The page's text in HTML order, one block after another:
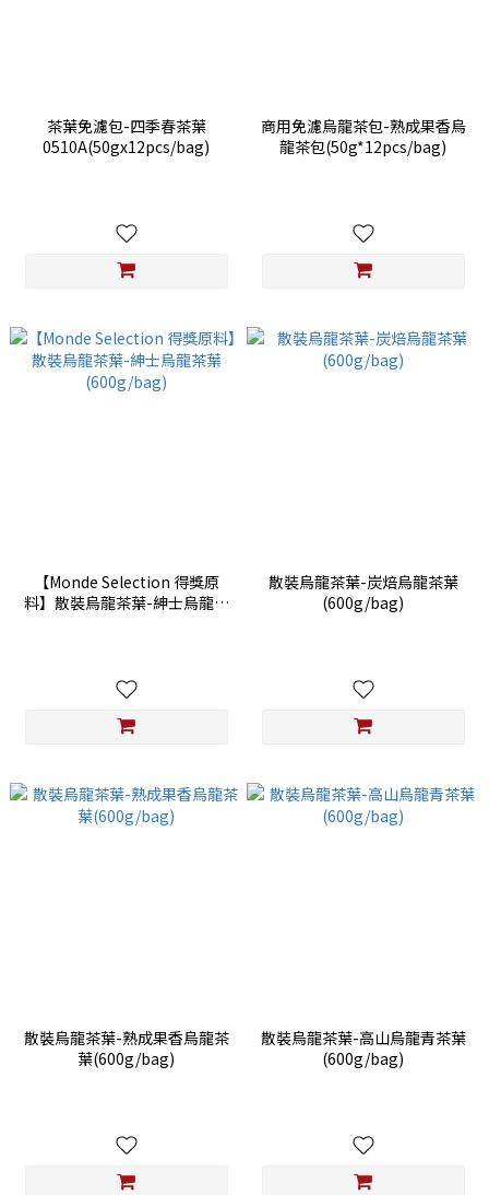
茶葉免濾包-四季春茶葉
0510A(50gx12pcs/bag)
商用免濾烏龍茶包-熟成果香烏
龍茶包(50g*12pcs/bag)
【Monde Selection 得獎原
料】散裝烏龍茶葉-紳士烏龍茶
散裝烏龍茶葉-炭焙烏龍茶葉
(600g/bag)
散裝烏龍茶葉-熟成果香烏龍茶
葉(600g/bag)
散裝烏龍茶葉-高山烏龍青茶葉
(600g/bag)